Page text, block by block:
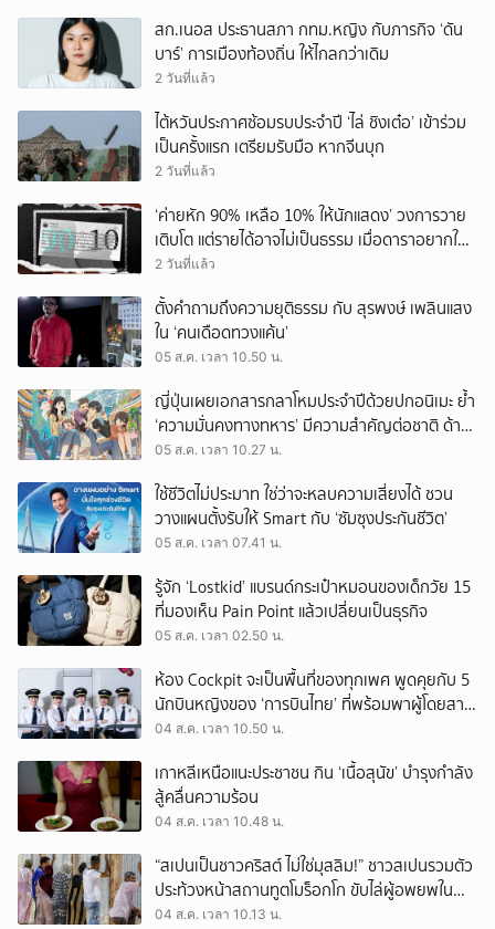
สก.เนอส ประธานสภา กทม.หญิง กับภารกิจ ‘ดัน
บาร์’ การเมืองท้องถิ่น ให้ไกลกว่าเดิม
2 วันที่แล้ว
ไต้หวันประกาศซ้อมรบประจำปี ‘ไล่ ชิงเต๋อ’ เข้าร่วม
เป็นครั้งแรก เตรียมรับมือ หากจีนบุก
2 วันที่แล้ว
‘ค่ายหัก 90% เหลือ 10% ให้นักแสดง’ วงการวาย
เติบโต แต่รายได้อาจไม่เป็นธรรม เมื่อดาราอยากให้มี
‘สัญญามาตรฐาน’
2 วันที่แล้ว
ตั้งคำถามถึงความยุติธรรม กับ สุรพงษ์ เพลินแสง
ใน ‘คนเดือดทวงแค้น’
05 ส.ค. เวลา 10.50 น.
ญี่ปุ่นเผยเอกสารกลาโหมประจำปีด้วยปกอนิเมะ ย้ำ
‘ความมั่นคงทางทหาร’ มีความสำคัญต่อชาติ ด้าน
จีนเตือน ขออย่าซ้ำรอยประวัติศาสตร์
05 ส.ค. เวลา 10.27 น.
ใช้ชีวิตไม่ประมาท ใช่ว่าจะหลบความเสี่ยงได้ ชวน
วางแผนตั้งรับให้ Smart กับ ‘ซัมซุงประกันชีวิต’
05 ส.ค. เวลา 07.41 น.
รู้จัก ‘Lostkid’ แบรนด์กระเป๋าหมอนของเด็กวัย 15
ที่มองเห็น Pain Point แล้วเปลี่ยนเป็นธุรกิจ
05 ส.ค. เวลา 02.50 น.
ห้อง Cockpit จะเป็นพื้นที่ของทุกเพศ พูดคุยกับ 5
นักบินหญิงของ ‘การบินไทย’ ที่พร้อมพาผู้โดยสาร
บินไปทั่วโลก
04 ส.ค. เวลา 10.50 น.
เกาหลีเหนือแนะประชาชน กิน ‘เนื้อสุนัข’ บำรุงกำลัง
สู้คลื่นความร้อน
04 ส.ค. เวลา 10.48 น.
“สเปนเป็นชาวคริสต์ ไม่ใช่มุสลิม!” ชาวสเปนรวมตัว
ประท้วงหน้าสถานทูตโมร็อกโก ขับไล่ผู้อพยพใน
เมืองเซวตาออกนอกประเทศ
04 ส.ค. เวลา 10.13 น.